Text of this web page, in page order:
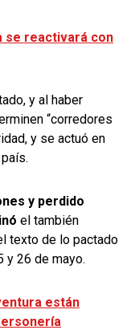
se reactivará con
y al haber
“corredores
y se actuó en
y perdido
el también
texto de lo pactado
y 26 de mayo.
están